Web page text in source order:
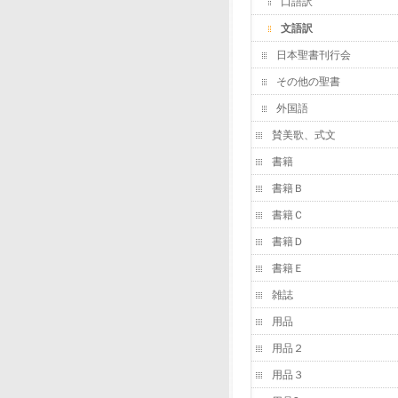
文語訳
日本聖書刊行会
その他の聖書
外国語
賛美歌、式文
書籍
書籍Ｂ
書籍Ｃ
書籍Ｄ
書籍Ｅ
雑誌
用品
用品２
用品３